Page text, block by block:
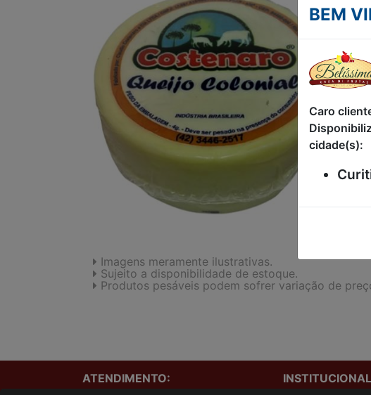
Imagens meramente ilustrativas.
Sujeito a disponibilidade de estoque.
Produtos pesáveis podem sofrer variação de
BEM
Caro
cidade(s):
ATENDIMENTO: INSTITUCIONAL